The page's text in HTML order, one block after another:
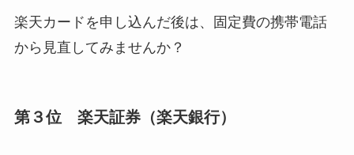
楽天カードを申し込んだ後は、固定費の携帯電話
から見直してみませんか？
第３位 楽天証券（楽天銀行）